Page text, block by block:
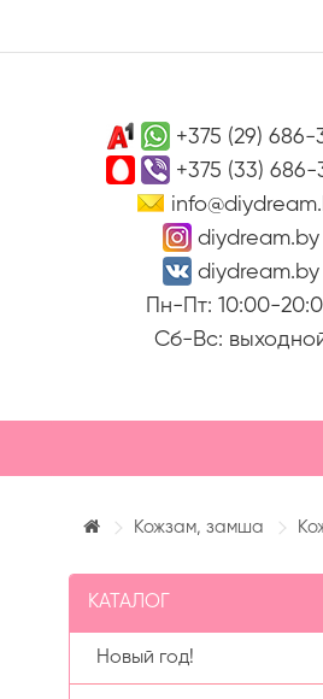
+375 (29)
+375 (33)
diydream.by
diydream.by
Пн-Пт: 10:00-
Сб-Вс:
Кожзам, замша
КАТАЛОГ
Новый год!